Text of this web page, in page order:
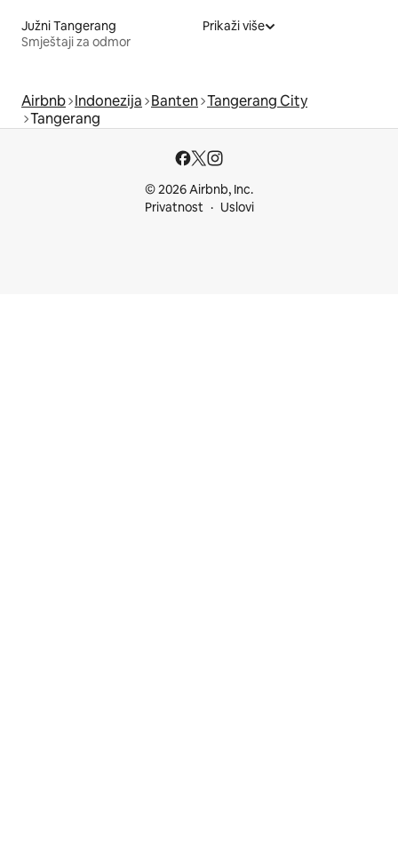
Južni Tangerang
Smještaji za odmor
Prikaži više
Airbnb Indonezija Banten Tangerang City
Tangerang
© 2026 Airbnb, Inc.
Privatnost
Uslovi